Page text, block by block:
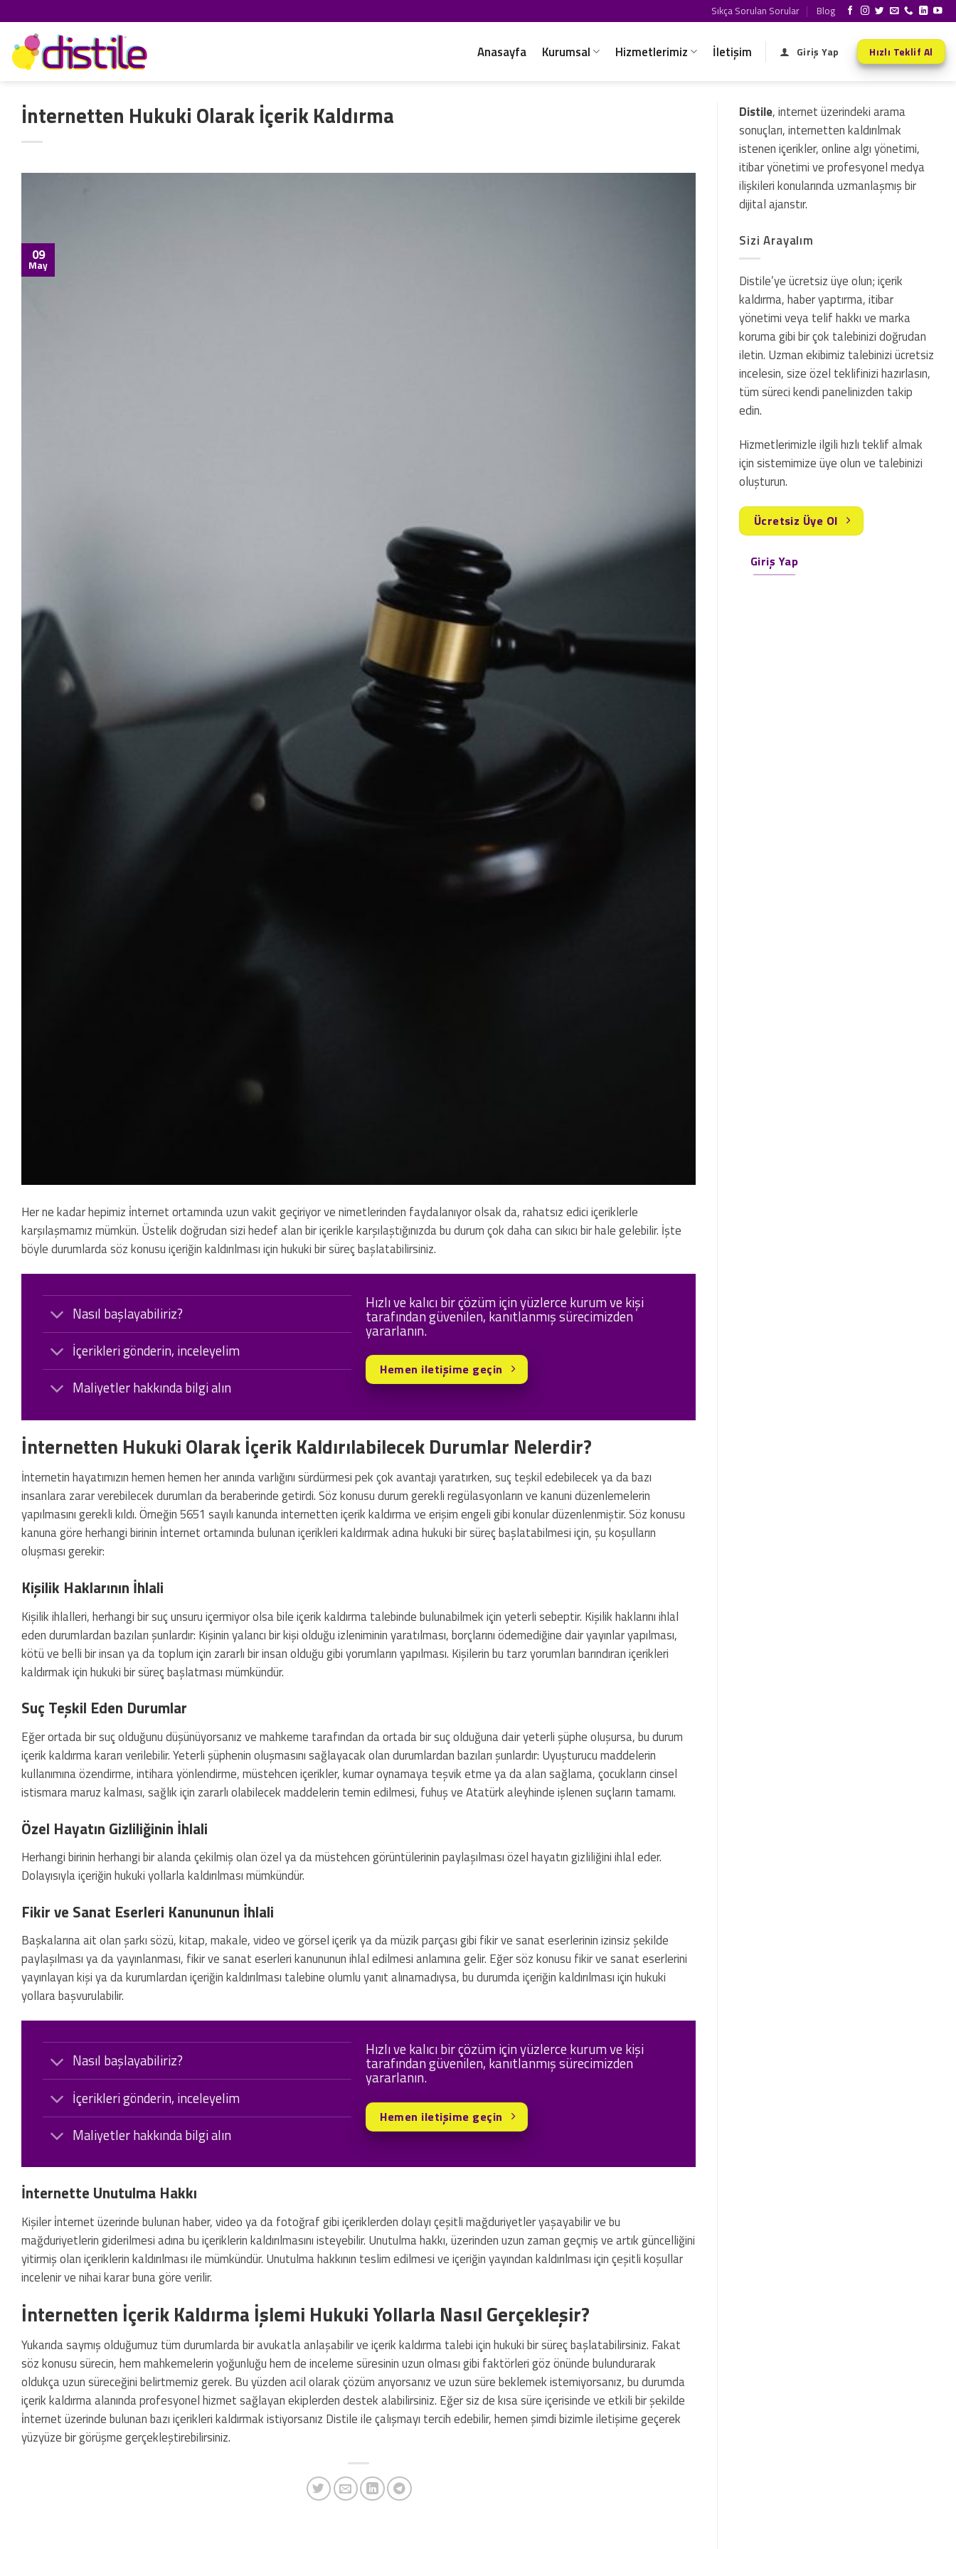
atla
Sıkça Sorulan Sorular Blog
Anasayfa Kurumsal Hizmetlerimiz İletişim Giriş Yap Hızlı Teklif Al
İnternetten Hukuki Olarak İçerik Kaldırma
09
May
Her ne kadar hepimiz i̇nternet ortamında uzun vakit geçiriyor ve nimetlerinden faydalanıyor olsak da, rahatsız edici içeriklerle
karşılaşmamız mümkün. Üstelik doğrudan sizi hedef alan bir içerikle karşılaştığınızda bu durum çok daha can sıkıcı bir hale gelebilir. İşte
böyle durumlarda söz konusu içeriğin kaldırılması için hukuki bir süreç başlatabilirsiniz.
Nasıl başlayabiliriz?
İçerikleri gönderin, inceleyelim
Maliyetler hakkında bilgi alın
Hızlı ve kalıcı bir çözüm için yüzlerce kurum ve kişi
tarafından güvenilen, kanıtlanmış sürecimizden
yararlanın.
Hemen iletişime geçin
İnternetten Hukuki Olarak İçerik Kaldırılabilecek Durumlar Nelerdir?
İnternetin hayatımızın hemen hemen her anında varlığını sürdürmesi pek çok avantajı yaratırken, suç teşkil edebilecek ya da bazı
insanlara zarar verebilecek durumları da beraberinde getirdi. Söz konusu durum gerekli regülasyonların ve kanuni düzenlemelerin
yapılmasını gerekli kıldı. Örneğin 5651 sayılı kanunda internetten içerik kaldırma ve erişim engeli gibi konular düzenlenmiştir. Söz konusu
kanuna göre herhangi birinin i̇nternet ortamında bulunan içerikleri kaldırmak adına hukuki bir süreç başlatabilmesi için, şu koşulların
oluşması gerekir:
Kişilik Haklarının İhlali
Kişilik ihlalleri, herhangi bir suç unsuru içermiyor olsa bile içerik kaldırma talebinde bulunabilmek için yeterli sebeptir. Kişilik haklarını ihlal
eden durumlardan bazıları şunlardır: Kişinin yalancı bir kişi olduğu izleniminin yaratılması, borçlarını ödemediğine dair yayınlar yapılması,
kötü ve belli bir insan ya da toplum için zararlı bir insan olduğu gibi yorumların yapılması. Kişilerin bu tarz yorumları barındıran içerikleri
kaldırmak için hukuki bir süreç başlatması mümkündür.
Suç Teşkil Eden Durumlar
Eğer ortada bir suç olduğunu düşünüyorsanız ve mahkeme tarafından da ortada bir suç olduğuna dair yeterli şüphe oluşursa, bu durum
içerik kaldırma kararı verilebilir. Yeterli şüphenin oluşmasını sağlayacak olan durumlardan bazıları şunlardır: Uyuşturucu maddelerin
kullanımına özendirme, intihara yönlendirme, müstehcen içerikler, kumar oynamaya teşvik etme ya da alan sağlama, çocukların cinsel
istismara maruz kalması, sağlık için zararlı olabilecek maddelerin temin edilmesi, fuhuş ve Atatürk aleyhinde işlenen suçların tamamı.
Özel Hayatın Gizliliğinin İhlali
Herhangi birinin herhangi bir alanda çekilmiş olan özel ya da müstehcen görüntülerinin paylaşılması özel hayatın gizliliğini ihlal eder.
Dolayısıyla içeriğin hukuki yollarla kaldırılması mümkündür.
Fikir ve Sanat Eserleri Kanununun İhlali
Başkalarına ait olan şarkı sözü, kitap, makale, video ve görsel içerik ya da müzik parçası gibi fikir ve sanat eserlerinin izinsiz şekilde
paylaşılması ya da yayınlanması, fikir ve sanat eserleri kanununun ihlal edilmesi anlamına gelir. Eğer söz konusu fikir ve sanat eserlerini
yayınlayan kişi ya da kurumlardan içeriğin kaldırılması talebine olumlu yanıt alınamadıysa, bu durumda içeriğin kaldırılması için hukuki
yollara başvurulabilir.
Nasıl başlayabiliriz?
İçerikleri gönderin, inceleyelim
Maliyetler hakkında bilgi alın
Hızlı ve kalıcı bir çözüm için yüzlerce kurum ve kişi
tarafından güvenilen, kanıtlanmış sürecimizden
yararlanın.
Hemen iletişime geçin
İnternette Unutulma Hakkı
Kişiler i̇nternet üzerinde bulunan haber, video ya da fotoğraf gibi içeriklerden dolayı çeşitli mağduriyetler yaşayabilir ve bu
mağduriyetlerin giderilmesi adına bu içeriklerin kaldırılmasını isteyebilir. Unutulma hakkı, üzerinden uzun zaman geçmiş ve artık güncelliğini
yitirmiş olan içeriklerin kaldırılması ile mümkündür. Unutulma hakkının teslim edilmesi ve içeriğin yayından kaldırılması için çeşitli koşullar
incelenir ve nihai karar buna göre verilir.
İnternetten İçerik Kaldırma İşlemi Hukuki Yollarla Nasıl Gerçekleşir?
Yukarıda saymış olduğumuz tüm durumlarda bir avukatla anlaşabilir ve içerik kaldırma talebi için hukuki bir süreç başlatabilirsiniz. Fakat
söz konusu sürecin, hem mahkemelerin yoğunluğu hem de inceleme süresinin uzun olması gibi faktörleri göz önünde bulundurarak
oldukça uzun süreceğini belirtmemiz gerek. Bu yüzden acil olarak çözüm arıyorsanız ve uzun süre beklemek istemiyorsanız, bu durumda
içerik kaldırma alanında profesyonel hizmet sağlayan ekiplerden destek alabilirsiniz. Eğer siz de kısa süre içerisinde ve etkili bir şekilde
i̇nternet üzerinde bulunan bazı içerikleri kaldırmak istiyorsanız Distile ile çalışmayı tercih edebilir, hemen şimdi bizimle iletişime geçerek
yüzyüze bir görüşme gerçekleştirebilirsiniz.
Distile, internet üzerindeki arama
sonuçları, internetten kaldırılmak
istenen içerikler, online algı yönetimi,
itibar yönetimi ve profesyonel medya
ilişkileri konularında uzmanlaşmış bir
dijital ajanstır.
Sizi Arayalım
Distile’ye ücretsiz üye olun; içerik
kaldırma, haber yaptırma, itibar
yönetimi veya telif hakkı ve marka
koruma gibi bir çok talebinizi doğrudan
iletin. Uzman ekibimiz talebinizi ücretsiz
incelesin, size özel teklifinizi hazırlasın,
tüm süreci kendi panelinizden takip
edin.
Hizmetlerimizle ilgili hızlı teklif almak
için sistemimize üye olun ve talebinizi
oluşturun.
Ücretsiz Üye Ol
Giriş Yap